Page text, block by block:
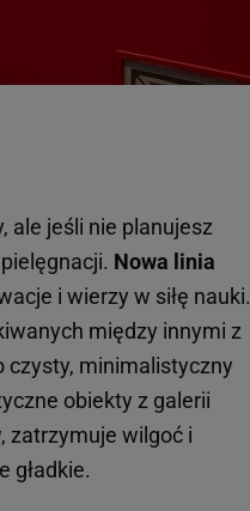
ale jeśli nie planujesz
Nowa linia
i wierzy w siłę nauki.
między innymi z
czysty, minimalistyczny
obiekty z galerii
zatrzymuje wilgoć i
gładkie.